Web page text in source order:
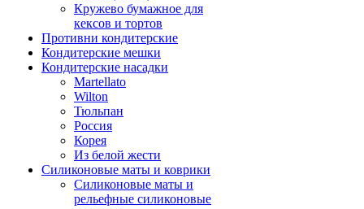
Кружево бумажное для
кексов и тортов
Противни кондитерские
Кондитерские мешки
Кондитерские насадки
Martellato
Wilton
Тюльпан
Россия
Корея
Из белой жести
Силиконовые маты и коврики
Силиконовые маты и
рельефные силиконовые